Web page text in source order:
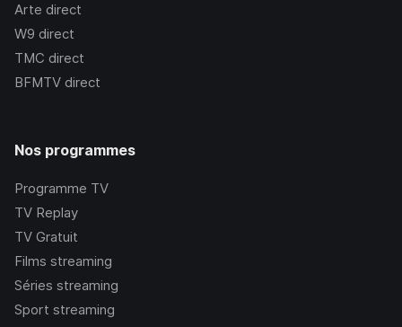
Arte direct
W9 direct
TMC direct
BFMTV direct
Nos programmes
Programme TV
TV Replay
TV Gratuit
Films streaming
Séries streaming
Sport streaming